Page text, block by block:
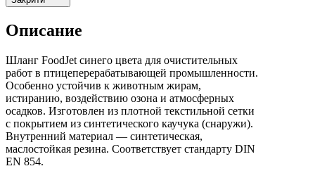
Описание
Шланг FoodJet синего цвета для очистительных
работ в птицеперерабатывающей промышленности.
Особенно устойчив к животным жирам,
истиранию, воздействию озона и атмосферных
осадков. Изготовлен из плотной текстильной сетки
с покрытием из синтетического каучука (снаружи).
Внутренний материал — синтетическая,
маслостойкая резина. Соответствует стандарту DIN
EN 854.